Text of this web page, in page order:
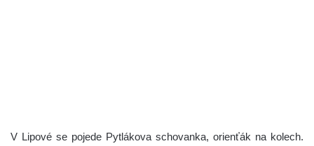
V Lipové se pojede Pytlákova schovanka, orienťák na kolech.